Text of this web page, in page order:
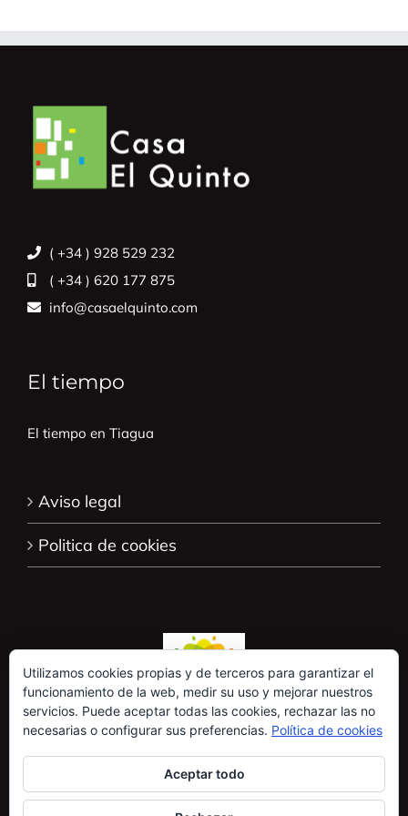
( +34 ) 928 529 232
( +34 ) 620 177 875
info@casaelquinto.com
El tiempo
El tiempo en Tiagua
Aviso legal
Politica de cookies
Utilizamos cookies propias y de terceros para garantizar el
funcionamiento de la web, medir su uso y mejorar nuestros
servicios. Puede aceptar todas las cookies, rechazar las no
necesarias o configurar sus preferencias. Política de cookies
Aceptar todo